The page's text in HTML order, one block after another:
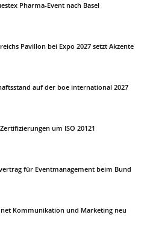
Pharma-Event nach Basel
Pavillon bei Expo 2027 setzt Akzente
auf der boe international 2027
um ISO 20121
für Eventmanagement beim Bund
Kommunikation und Marketing neu